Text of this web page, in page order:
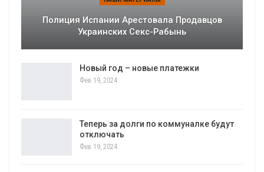
Полиция Испании Арестовала Продавцов
Украинских Секс-Рабынь
Новый год – новые платежки
Фев 19, 2024
Теперь за долги по коммуналке будут
отключать
Фев 19, 2024